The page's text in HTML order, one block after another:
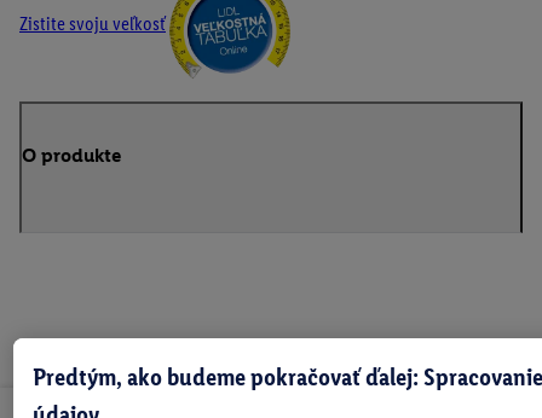
Zistite svoju veľkosť
O produkte
Predtým, ako budeme pokračovať ďalej: